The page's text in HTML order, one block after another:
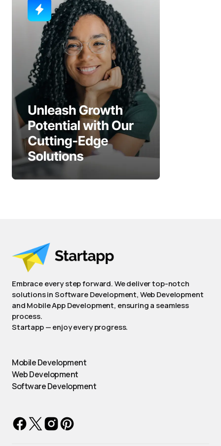
Embrace every step forward. We deliver top-notch
solutions in Software Development, Web Development
and Mobile App Development, ensuring a seamless
process.
Startapp — enjoy every progress.
Mobile Development
Web Development
Software Development